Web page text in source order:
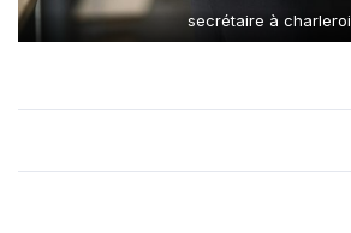
secrétaire à charleroi